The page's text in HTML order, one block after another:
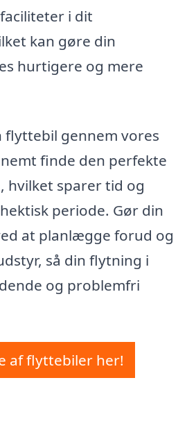
i dit
kan gøre din
hurtigere og mere
flyttebil gennem vores
finde den perfekte
hvilket sparer tid og
periode. Gør din
at planlægge forud og
så din flytning i
og problemfri
af flyttebiler her!